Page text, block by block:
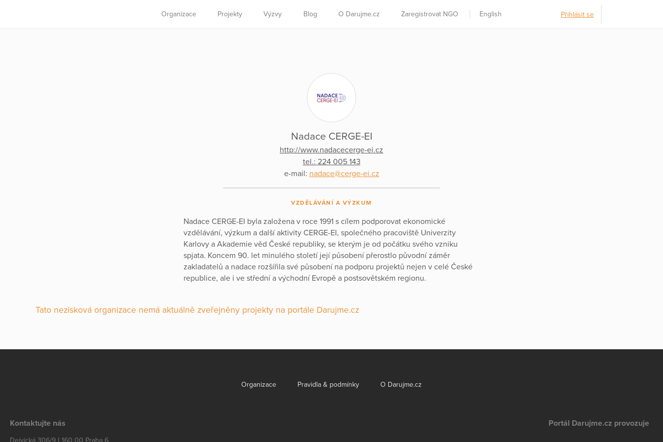
Organizace Projekty Výzvy Blog O Darujme.cz Zaregistrovat NGO English Přihlásit se
Nadace CERGE-EI
http://www.nadacecerge-ei.cz
tel.: 224 005 143
e-mail: nadace@cerge-ei.cz
VZDĚLÁVÁNÍ A VÝZKUM
Nadace CERGE-EI byla založena v roce 1991 s cílem podporovat ekonomické
vzdělávání, výzkum a další aktivity CERGE-EI, společného pracoviště Univerzity
Karlovy a Akademie věd České republiky, se kterým je od počátku svého vzniku
spjata. Koncem 90. let minulého století její působení přerostlo původní záměr
zakladatelů a nadace rozšířila své působení na podporu projektů nejen v celé České
republice, ale i ve střední a východní Evropě a postsovětském regionu.
Tato nezisková organizace nemá aktuálně zveřejněny projekty na portále Darujme.cz
Organizace Pravidla & podmínky O Darujme.cz
Kontaktujte nás
Dejvická 306/9 | 160 00 Praha 6
Portál Darujme.cz provozuje